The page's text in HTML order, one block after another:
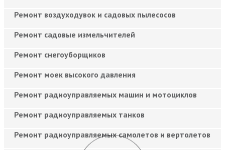
Ремонт воздуходувок и садовых пылесосов
Ремонт садовые измельчителей
Ремонт снегоуборщиков
Ремонт моек высокого давления
Ремонт радиоуправляемых машин и мотоциклов
Ремонт радиоуправляемых танков
Ремонт радиоуправляемых самолетов и вертолетов